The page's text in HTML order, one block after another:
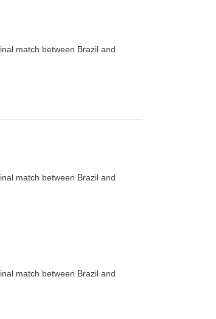
match between Brazil and
match between Brazil and
match between Brazil and